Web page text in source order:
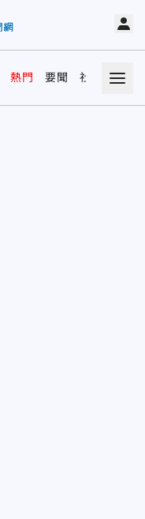
熱門 要聞 社會 娛樂